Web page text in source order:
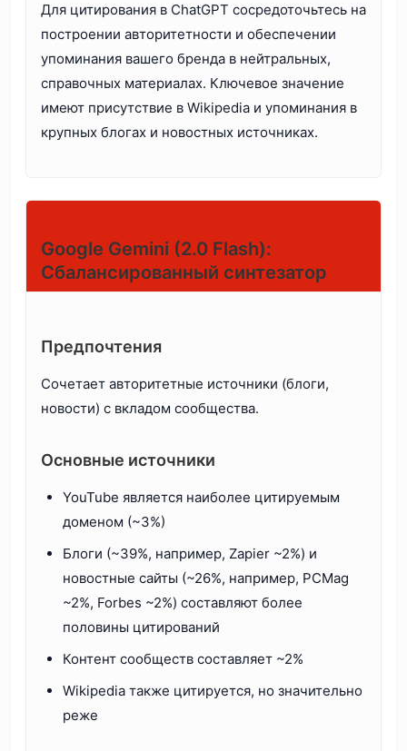
Для цитирования в ChatGPT сосредоточьтесь на
построении авторитетности и обеспечении
упоминания вашего бренда в нейтральных,
справочных материалах. Ключевое значение
имеют присутствие в Wikipedia и упоминания в
крупных блогах и новостных источниках.
Google Gemini (2.0 Flash):
Сбалансированный синтезатор
Предпочтения
Сочетает авторитетные источники (блоги,
новости) с вкладом сообщества.
Основные источники
YouTube является наиболее цитируемым
доменом (~3%)
Блоги (~39%, например, Zapier ~2%) и
новостные сайты (~26%, например, PCMag
~2%, Forbes ~2%) составляют более
половины цитирований
Контент сообществ составляет ~2%
Wikipedia также цитируется, но значительно
реже